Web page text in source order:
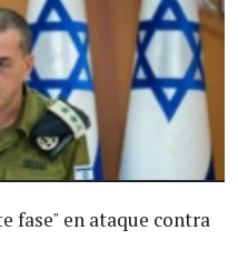
fase" en ataque contra